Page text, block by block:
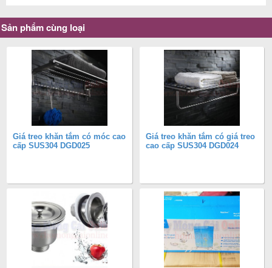
Sản phẩm cùng loại
Giá treo khăn tắm có móc cao
cấp SUS304 DGD025
Giá treo khăn tắm có giá treo
cao cấp SUS304 DGD024